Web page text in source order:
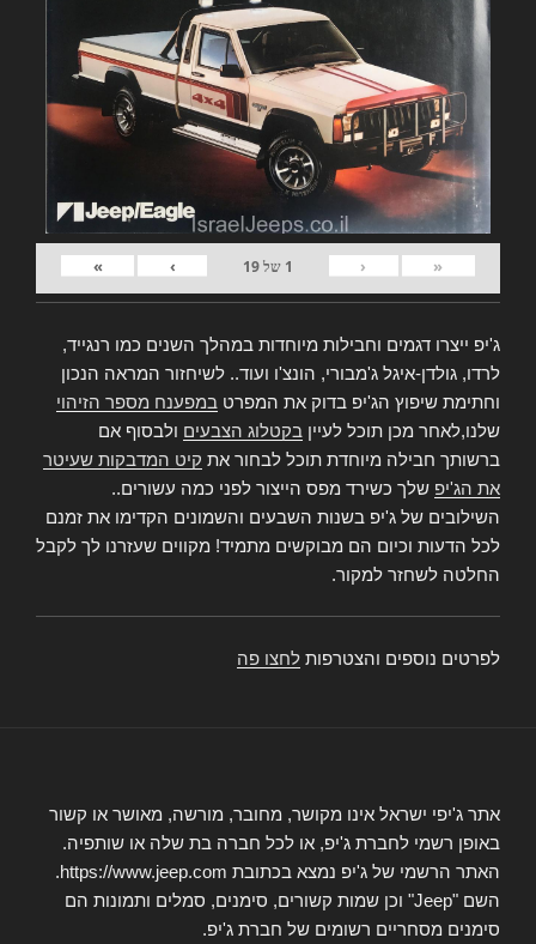
«
‹
1 של19
›
»
ג'יפ ייצרו דגמים וחבילות מיוחדות במהלך השנים כמו רנגייד,
לרדו, גולדן-איגל ג'מבורי, הונצ'ו ועוד.. לשיחזור המראה הנכון
וחתימת שיפוץ הג'יפ בדוק את המפרט במפענח מספר הזיהוי
שלנו,לאחר מכן תוכל לעיין בקטלוג הצבעים ולבסוף אם
ברשותך חבילה מיוחדת תוכל לבחור את קיט המדבקות שעיטר
את הג'יפ שלך כשירד מפס הייצור לפני כמה עשורים..
השילובים של ג'יפ בשנות השבעים והשמונים הקדימו את זמנם
לכל הדעות וכיום הם מבוקשים מתמיד! מקווים שעזרנו לך לקבל
החלטה לשחזר למקור.
לפרטים נוספים והצטרפות לחצו פה
אתר ג'יפי ישראל אינו מקושר, מחובר, מורשה, מאושר או קשור
באופן רשמי לחברת ג'יפ, או לכל חברה בת שלה או שותפיה.
האתר הרשמי של ג'יפ נמצא בכתובת https://www.jeep.com.
השם "Jeep" וכן שמות קשורים, סימנים, סמלים ותמונות הם
סימנים מסחריים רשומים של חברת ג'יפ.